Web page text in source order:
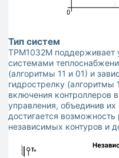
Тип систем
ТРМ1032М поддерживает
системами
(алгоритмы 11 и 01) и
гидрострелку
включения контроллеров
управления, объединив
достигается возможность
независимых контуров и